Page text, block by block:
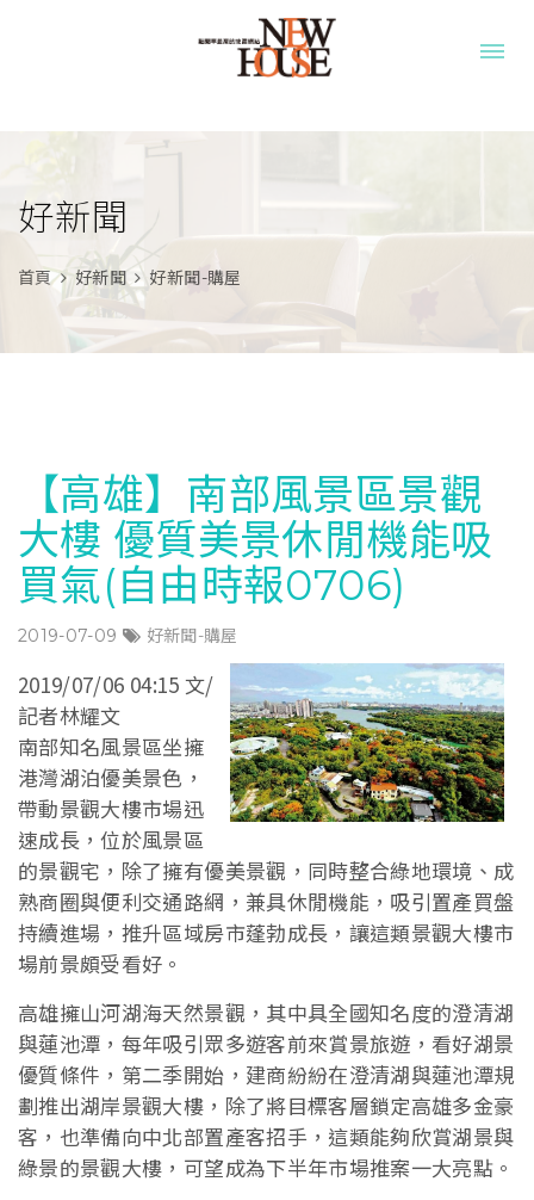
好新聞
首頁 好新聞 好新聞-購屋
【高雄】南部風景區景觀
大樓 優質美景休閒機能吸
買氣(自由時報0706)
2019-07-09 好新聞-購屋
2019/07/06 04:15 文/
記者林耀文
南部知名風景區坐擁
港灣湖泊優美景色，
帶動景觀大樓市場迅
速成長，位於風景區
的景觀宅，除了擁有優美景觀，同時整合綠地環境、成
熟商圈與便利交通路網，兼具休閒機能，吸引置產買盤
持續進場，推升區域房市蓬勃成長，讓這類景觀大樓市
場前景頗受看好。
高雄擁山河湖海天然景觀，其中具全國知名度的澄清湖
與蓮池潭，每年吸引眾多遊客前來賞景旅遊，看好湖景
優質條件，第二季開始，建商紛紛在澄清湖與蓮池潭規
劃推出湖岸景觀大樓，除了將目標客層鎖定高雄多金豪
客，也準備向中北部置產客招手，這類能夠欣賞湖景與
綠景的景觀大樓，可望成為下半年市場推案一大亮點。